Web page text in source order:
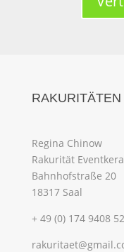
Regina Chinow
Rakurität
Bahnhofstraße 20
18317 Saal
+ 49 (0) 174 9408